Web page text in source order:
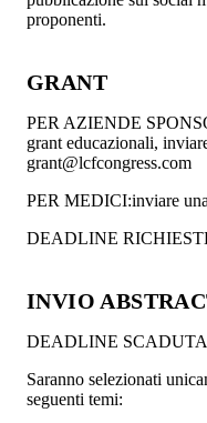
proponenti.
GRANT
PER AZIENDE
grant educazionali,
grant@lcfcongress.com
PER MEDICI:inviare
DEADLINE
INVIO
DEADLINE SCADUTA
Saranno selezionati
seguenti temi: